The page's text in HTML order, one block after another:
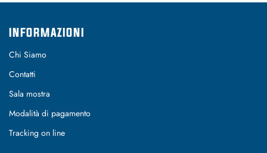
INFORMAZIONI
Chi Siamo
Contatti
Sala mostra
Modalità di pagamento
Tracking on line